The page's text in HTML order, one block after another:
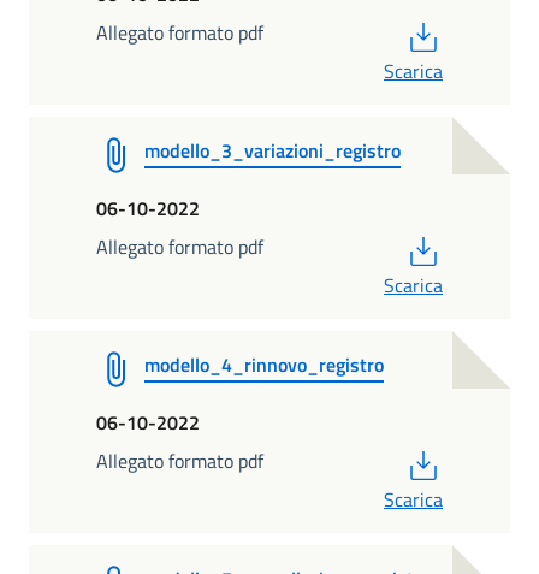
Allegato formato pdf
Scarica
modello_3_variazioni_registro
06-10-2022
Allegato formato pdf
Scarica
modello_4_rinnovo_registro
06-10-2022
Allegato formato pdf
Scarica